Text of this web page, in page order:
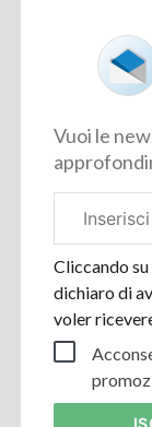
Vuoi le
aziendale
Cliccando
dichiaro di
voler